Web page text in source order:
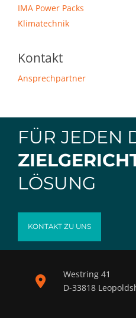
IMA Power Packs
Klimatechnik
Kontakt
Ansprechpartner
FÜR JEDEN
LÖSUNG
KONTAKT ZU UNS
Westring 41
D-33818